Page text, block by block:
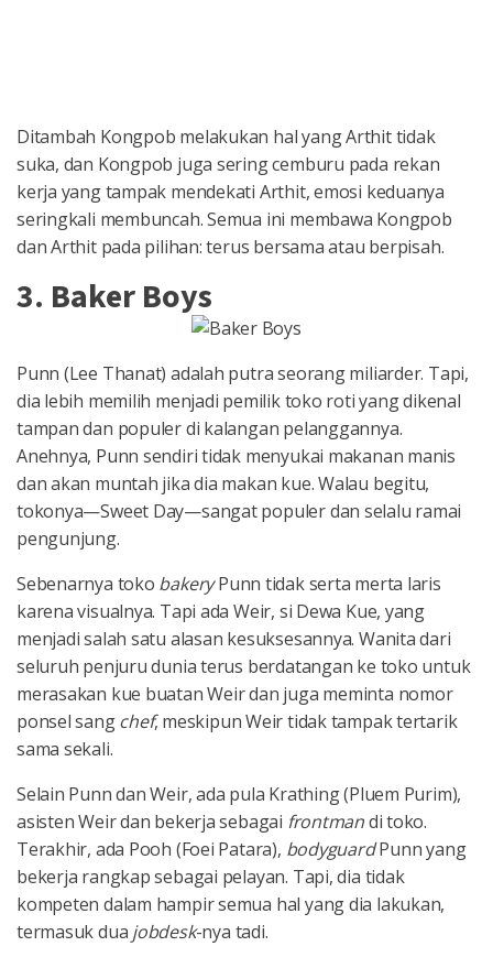
Ditambah Kongpob melakukan hal yang Arthit tidak
suka, dan Kongpob juga sering cemburu pada rekan
kerja yang tampak mendekati Arthit, emosi keduanya
seringkali membuncah. Semua ini membawa Kongpob
dan Arthit pada pilihan: terus bersama atau berpisah.
3. Baker Boys
Punn (Lee Thanat) adalah putra seorang miliarder. Tapi,
dia lebih memilih menjadi pemilik toko roti yang dikenal
tampan dan populer di kalangan pelanggannya.
Anehnya, Punn sendiri tidak menyukai makanan manis
dan akan muntah jika dia makan kue. Walau begitu,
tokonya—Sweet Day—sangat populer dan selalu ramai
pengunjung.
Sebenarnya toko bakeryPunn tidak serta merta laris
karena visualnya. Tapi ada Weir, si Dewa Kue, yang
menjadi salah satu alasan kesuksesannya. Wanita dari
seluruh penjuru dunia terus berdatangan ke toko untuk
merasakan kue buatan Weir dan juga meminta nomor
ponsel sangchef, meskipun Weir tidak tampak tertarik
sama sekali.
Selain Punn dan Weir, ada pula Krathing (Pluem Purim),
asisten Weir dan bekerja sebagai frontmandi toko.
Terakhir, ada Pooh (Foei Patara), bodyguardPunn yang
bekerja rangkap sebagai pelayan. Tapi, dia tidak
kompeten dalam hampir semua hal yang dia lakukan,
termasuk dua jobdesk-nya tadi.